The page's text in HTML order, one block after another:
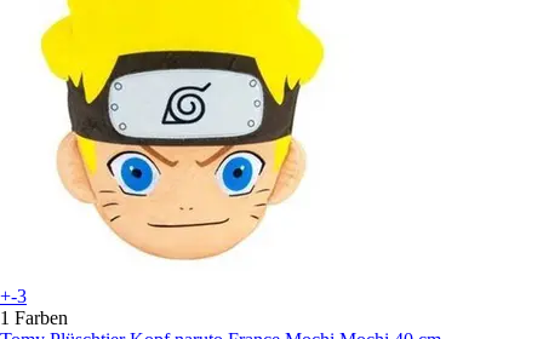
+-3
1 Farben